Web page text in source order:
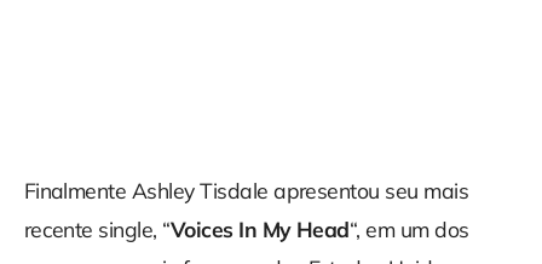
Finalmente Ashley Tisdale apresentou seu mais
recente single, “Voices In My Head“, em um dos